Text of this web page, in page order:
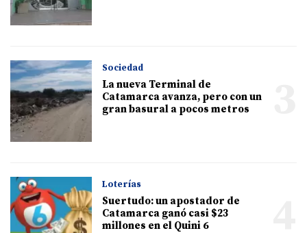
Sociedad
La nueva Terminal de
Catamarca avanza, pero con un
gran basural a pocos metros
Loterías
Suertudo: un apostador de
Catamarca ganó casi $23
millones en el Quini 6